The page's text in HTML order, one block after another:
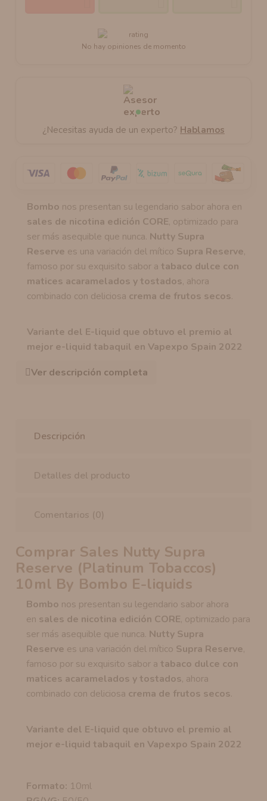
Bombo nos presentan su legendario sabor ahora en
sales de nicotina edición CORE, optimizado para
ser más asequible que nunca. Nutty Supra
Reserve es una variación del mítico Supra Reserve,
famoso por su exquisito sabor a tabaco dulce con
matices acaramelados y tostados, ahora
combinado con deliciosa crema de frutos secos.
Variante del E-liquid que obtuvo el premio al
mejor e-liquid tabaquil en Vapexpo Spain 2022
Ver descripción completa
No hay opiniones de momento
¿Necesitas ayuda de un experto? Hablamos
Descripción
Detalles del producto
Comentarios (0)
Comprar Sales Nutty Supra
Reserve (Platinum Tobaccos)
10ml By Bombo E-liquids
Bombo nos presentan su legendario sabor ahora
en sales de nicotina edición CORE, optimizado para
ser más asequible que nunca. Nutty Supra
Reserve es una variación del mítico Supra Reserve,
famoso por su exquisito sabor a tabaco dulce con
matices acaramelados y tostados, ahora
combinado con deliciosa crema de frutos secos.
Variante del E-liquid que obtuvo el premio al
mejor e-liquid tabaquil en Vapexpo Spain 2022
Formato: 10ml